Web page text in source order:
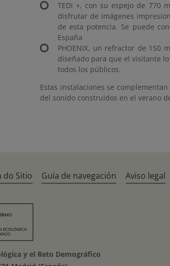
TEDI +, con su espejo de 770
disfrutar de imágenes
de esta potencia. Se puede
España
PHOENIX, un refractor de 150
diseñado para que el visitante
todos los públicos.
Estas instalaciones se
del sonido construidos en el verano
do Sitio Guía de navegación Aviso legal
y el Reto Demográfico